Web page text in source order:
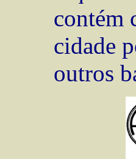
contém
cidade
outros